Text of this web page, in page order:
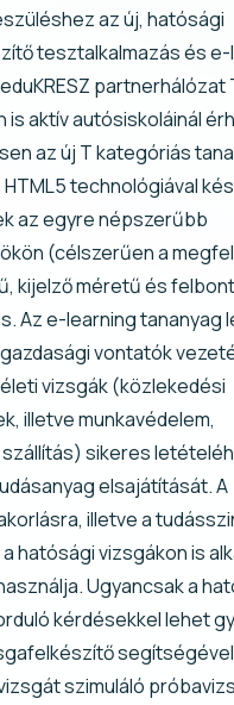
az új, hatósági
tesztalkalmazás és e-
partnerhálózat
is aktív autósiskoláinál
az új T kategóriás
technológiával
az egyre népszerűbb
(célszerűen a
kijelző méretű és
Az e-learning tananyag
vontatók
vizsgák (közlekedési
illetve munkavédelem,
sikeres
elsajátítását. A
illetve a
hatósági vizsgákon is
Ugyancsak a
kérdésekkel lehet
szimuláló